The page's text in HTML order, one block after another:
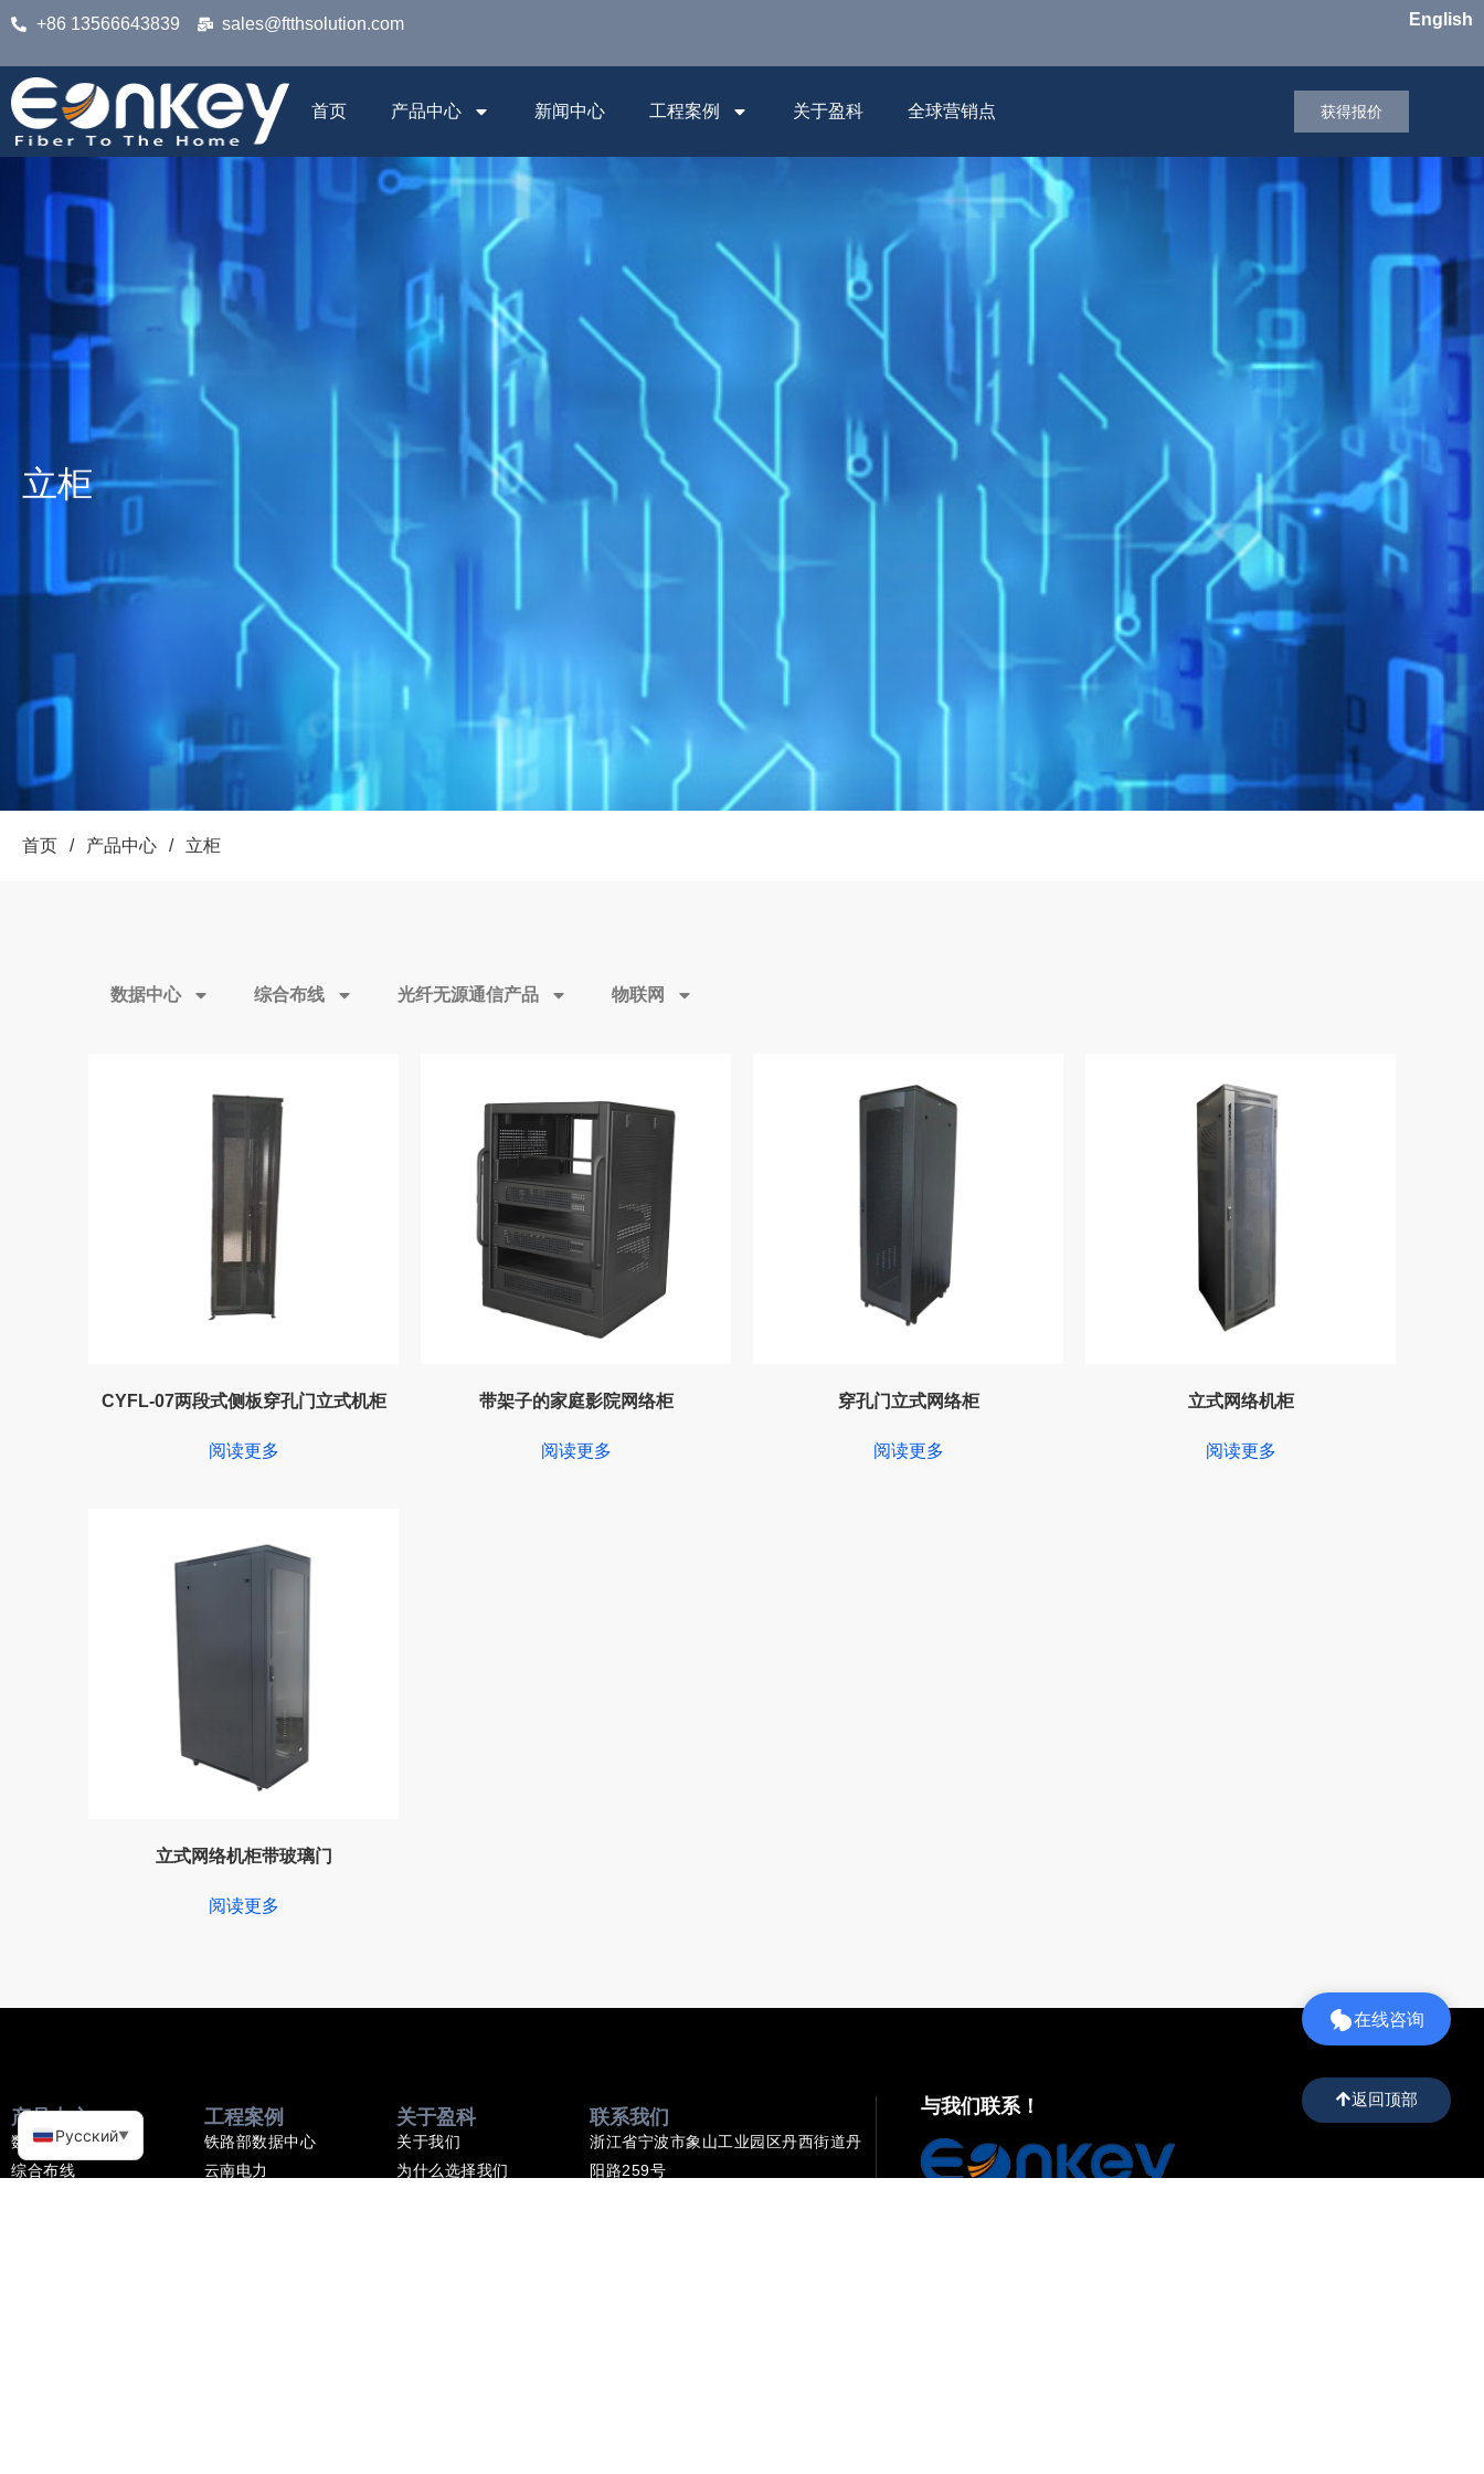
+86 13566643839 sales@ftthsolution.com English
首页 产品中心 新闻中心 工程案例 关于盈科 全球营销点 获得报价
立柜
首页 / 产品中心 / 立柜
数据中心 综合布线 光纤无源通信产品 物联网
CYFL-07两段式侧板穿孔门立式机柜
阅读更多
带架子的家庭影院网络柜
阅读更多
穿孔门立式网络柜
阅读更多
立式网络机柜
阅读更多
立式网络机柜带玻璃门
阅读更多
产品中心
数据中心
综合布线
工程案例
铁路部数据中心
云南电力
关于盈科
关于我们
为什么选择我们
联系我们
浙江省宁波市象山工业园区丹西街道丹
阳路259号
与我们联系！ 返回顶部
在线咨询
Русский▼